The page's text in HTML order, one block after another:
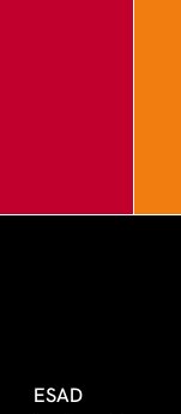
ESAD